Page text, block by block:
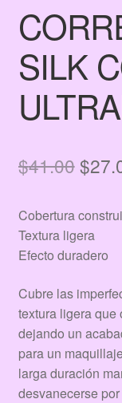
SILK
$41.00El
era:
$
Cobertura
Textura ligera
Efecto duradero
Cubre las
textura ligera que
dejando un
para un
larga duración
desvanecerse